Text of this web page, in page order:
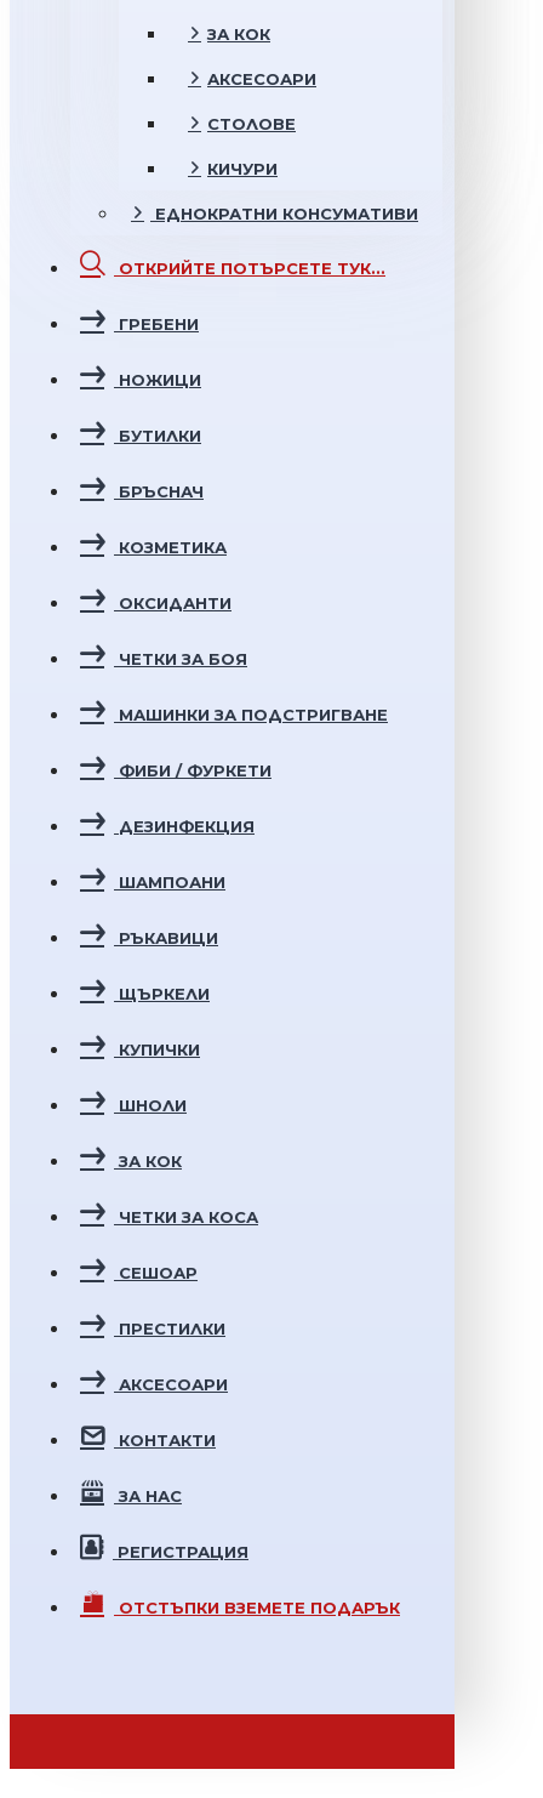
ЗА КОК
АКСЕСОАРИ
СТОЛОВЕ
КИЧУРИ
ЕДНОКРАТНИ КОНСУМАТИВИ
ОТКРИЙТЕ ПОТЪРСЕТЕ ТУК...
ГРЕБЕНИ
НОЖИЦИ
БУТИЛКИ
БРЪСНАЧ
КОЗМЕТИКА
ОКСИДАНТИ
ЧЕТКИ ЗА БОЯ
МАШИНКИ ЗА ПОДСТРИГВАНЕ
ФИБИ / ФУРКЕТИ
ДЕЗИНФЕКЦИЯ
ШАМПОАНИ
РЪКАВИЦИ
ЩЪРКЕЛИ
КУПИЧКИ
ШНОЛИ
ЗА КОК
ЧЕТКИ ЗА КОСА
СЕШОАР
ПРЕСТИЛКИ
АКСЕСОАРИ
КОНТАКТИ
ЗА НАС
РЕГИСТРАЦИЯ
ОТСТЪПКИ ВЗЕМЕТЕ ПОДАРЪК